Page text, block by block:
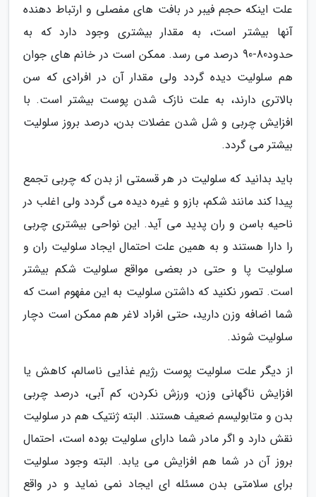
علت اینکه حجم فیبر در بافت های مفصلی و ارتباط دهنده
آنها بیشتر است، به مقدار بیشتری وجود دارد که به
حدود80-90 درصد می رسد. ممکن است در خانم های جوان
هم سلولیت دیده گردد ولی مقدار آن در افرادی که سن
بالاتری دارند، به علت نازک شدن پوست بیشتر است. با
افزایش چربی و شل شدن عضلات بدن، درصد بروز سلولیت
بیشتر می گردد.
باید بدانید که سلولیت در هر قسمتی از بدن که چربی تجمع
پیدا کند مانند شکم، بازو و غیره دیده می گردد ولی اغلب در
ناحیه باسن و ران پدید می آید. این نواحی بیشتری چربی
را دارا هستند و به همین علت احتمال ایجاد سلولیت ران و
سلولیت پا و حتی در بعضی مواقع سلولیت شکم بیشتر
است. تصور نکنید که داشتن سلولیت به این مفهوم است که
شما اضافه وزن دارید، حتی افراد لاغر هم ممکن است دچار
سلولیت شوند.
از دیگر علت سلولیت پوست رژیم غذایی ناسالم، کاهش یا
افزایش ناگهانی وزن، ورزش نکردن، کم آبی، درصد چربی
بدن و متابولیسم ضعیف هستند. البته ژنتیک هم در سلولیت
نقش دارد و اگر مادر شما دارای سلولیت بوده است، احتمال
بروز آن در شما هم افزایش می یابد. البته وجود سلولیت
برای سلامتی بدن مسئله ای ایجاد نمی نماید و در واقع